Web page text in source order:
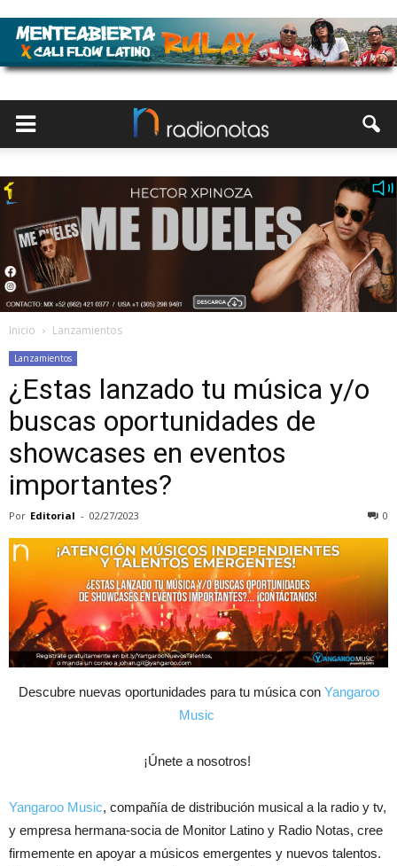
Inicio Lanzamientos
Lanzamientos
¿Estas lanzado tu música y/o
buscas oportunidades de
showcases en eventos
importantes?
Por Editorial - 02/27/2023 0
Descubre nuevas oportunidades para tu música con Yangaroo
Music
¡Únete a nosotros!
Yangaroo Music, compañía de distribución musical a la radio y tv,
y empresa hermana-socia de Monitor Latino y Radio Notas, cree
firmemente en apoyar a músicos emergentes y nuevos talentos.